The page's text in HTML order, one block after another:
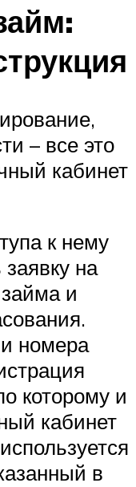
– все это
кабинет
к нему
на
и
номера
которому и
кабинет
в